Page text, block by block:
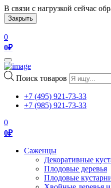
В связи с нагрузкой сейчас
Закрыть
0
0₽
Toggle
navigation
Поиск товаров
+7 (495) 921-73-33
+7 (985) 921-73-33
0
0₽
Саженцы
Декоративные
Плодовые деревья
Плодовые